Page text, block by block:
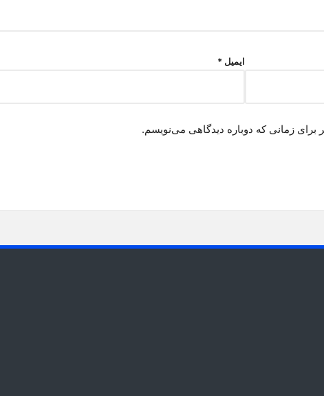
ایمیل *
برای زمانی که دوباره دیدگاهی می‌نویسم.